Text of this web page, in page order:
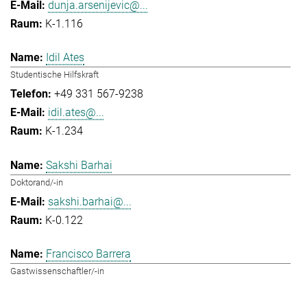
dunja.arsenijevic@...
K-1.116
Idil Ates
Studentische Hilfskraft
+49 331 567-9238
idil.ates@...
K-1.234
Sakshi Barhai
Doktorand/-in
sakshi.barhai@...
K-0.122
Francisco Barrera
Gastwissenschaftler/-in